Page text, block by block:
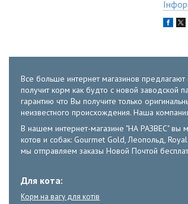
Все больше интернет магазинов
получит корм как будто с новой заводской
гарантию что Вы получите только
неизвестного происхождения. Наша
В нашем интернет-магазине "НА РАЗВЕС" вы
котов и собак: Gourmet Gold, Леопольд,
мы отправляем заказы Новой Почтой
Для кота:
Корм на вагу для котів